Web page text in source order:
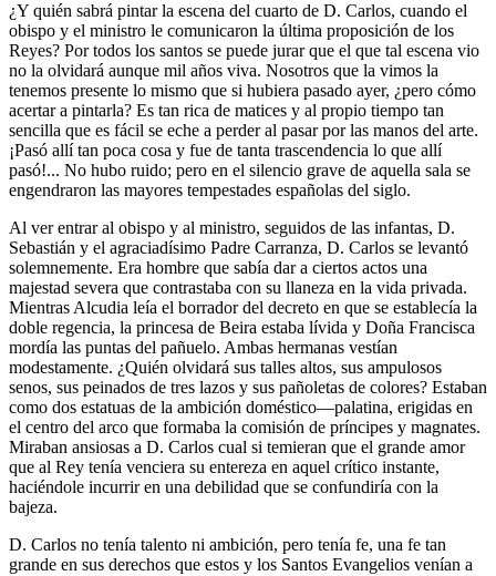
¿Y quién sabrá pintar la escena del cuarto de D. Carlos, cuando el
obispo y el ministro le comunicaron la última proposición de los
Reyes? Por todos los santos se puede jurar que el que tal escena vio
no la olvidará aunque mil años viva. Nosotros que la vimos la
tenemos presente lo mismo que si hubiera pasado ayer, ¿pero cómo
acertar a pintarla? Es tan rica de matices y al propio tiempo tan
sencilla que es fácil se eche a perder al pasar por las manos del arte.
¡Pasó allí tan poca cosa y fue de tanta trascendencia lo que allí
pasó!... No hubo ruido; pero en el silencio grave de aquella sala se
engendraron las mayores tempestades españolas del siglo.
Al ver entrar al obispo y al ministro, seguidos de las infantas, D.
Sebastián y el agraciadísimo Padre Carranza, D. Carlos se levantó
solemnemente. Era hombre que sabía dar a ciertos actos una
majestad severa que contrastaba con su llaneza en la vida privada.
Mientras Alcudia leía el borrador del decreto en que se establecía la
doble regencia, la princesa de Beira estaba lívida y Doña Francisca
mordía las puntas del pañuelo. Ambas hermanas vestían
modestamente. ¿Quién olvidará sus talles altos, sus ampulosos
senos, sus peinados de tres lazos y sus pañoletas de colores? Estaban
como dos estatuas de la ambición doméstico—palatina, erigidas en
el centro del arco que formaba la comisión de príncipes y magnates.
Miraban ansiosas a D. Carlos cual si temieran que el grande amor
que al Rey tenía venciera su entereza en aquel crítico instante,
haciéndole incurrir en una debilidad que se confundiría con la
bajeza.
D. Carlos no tenía talento ni ambición, pero tenía fe, una fe tan
grande en sus derechos que estos y los Santos Evangelios venían a